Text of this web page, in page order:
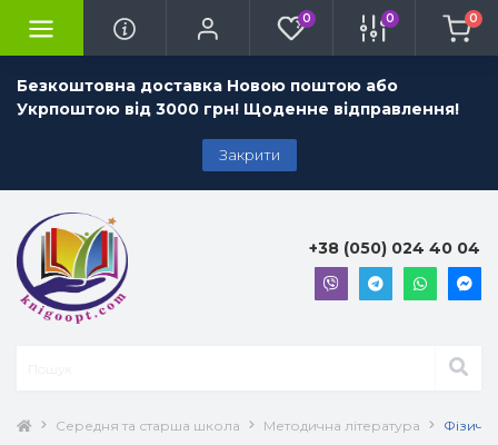
Безкоштовна доставка Новою поштою або
Укрпоштою від 3000 грн! Щоденне відправлення!
Закрити
0 0 0
+38 (050) 024 40 04
Середня та старша школа Методична література